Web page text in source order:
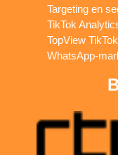
Targeting en
TikTok
TopView
WhatsApp-